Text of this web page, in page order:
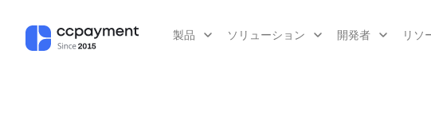
製品 ソリューション 開発者 リソ